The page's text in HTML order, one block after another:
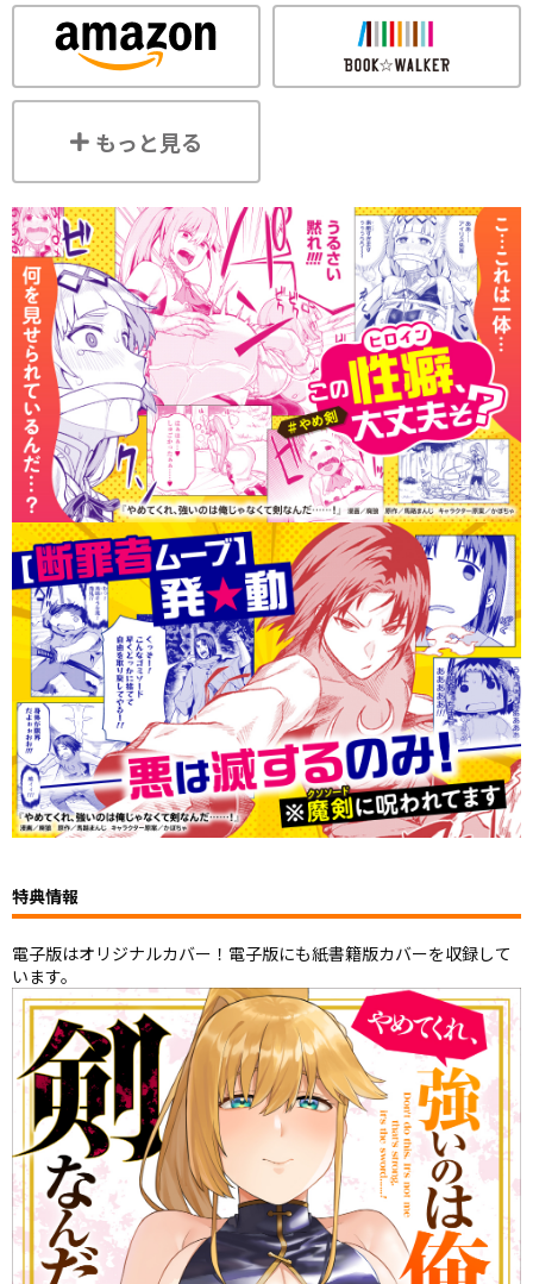
もっと見る
特典情報
電子版はオリジナルカバー！電子版にも紙書籍版カバーを収録して
います。